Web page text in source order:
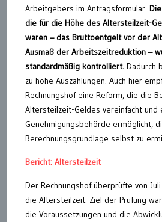
Arbeitgebers im Antragsformular.
die für die Höhe des Altersteilzeit-
waren – das Bruttoentgelt vor der
Ausmaß der Arbeitszeitreduktion –
standardmäßig kontrolliert. Dadurch
zu hohe Auszahlungen. Auch hier
Rechnungshof eine Reform, die die
Altersteilzeit-Geldes vereinfacht und
Genehmigungsbehörde ermöglicht,
Berechnungsgrundlage selbst zu
Bericht: Altersteilzeit
Der Rechnungshof überprüfte von
die Altersteilzeit. Ziel der Prüfung
die Voraussetzungen und die